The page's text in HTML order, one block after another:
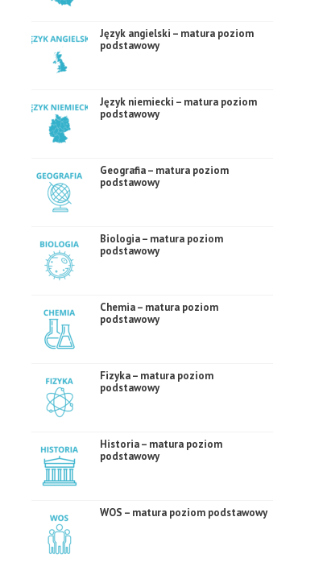
Język angielski – matura poziom
podstawowy
Język niemiecki – matura poziom
podstawowy
Geografia – matura poziom
podstawowy
Biologia – matura poziom
podstawowy
Chemia – matura poziom
podstawowy
Fizyka – matura poziom
podstawowy
Historia – matura poziom
podstawowy
WOS – matura poziom podstawowy